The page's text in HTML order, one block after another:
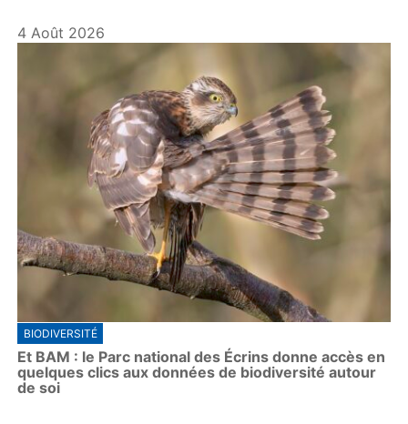
4 Août 2026
BIODIVERSITÉ
Et BAM : le Parc national des Écrins donne accès en
quelques clics aux données de biodiversité autour
de soi